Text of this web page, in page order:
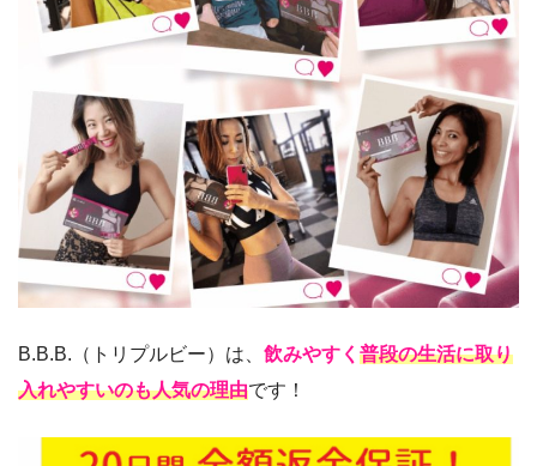
B.B.B.（トリプルビー）は、 飲みやすく 普段の生活に取り
入れやすいのも人気の理由です！